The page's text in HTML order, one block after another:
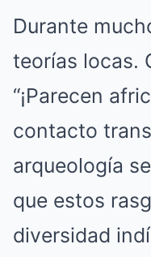
Durante
teorías locas.
“¡Parecen
contacto
arqueología
que estos
diversidad